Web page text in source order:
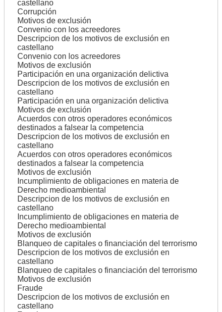
castellano
Corrupción
Motivos de exclusión
Convenio con los acreedores
Descripcion de los motivos de exclusión en
castellano
Convenio con los acreedores
Motivos de exclusión
Participación en una organización delictiva
Descripcion de los motivos de exclusión en
castellano
Participación en una organización delictiva
Motivos de exclusión
Acuerdos con otros operadores económicos
destinados a falsear la competencia
Descripcion de los motivos de exclusión en
castellano
Acuerdos con otros operadores económicos
destinados a falsear la competencia
Motivos de exclusión
Incumplimiento de obligaciones en materia de
Derecho medioambiental
Descripcion de los motivos de exclusión en
castellano
Incumplimiento de obligaciones en materia de
Derecho medioambiental
Motivos de exclusión
Blanqueo de capitales o financiación del terrorismo
Descripcion de los motivos de exclusión en
castellano
Blanqueo de capitales o financiación del terrorismo
Motivos de exclusión
Fraude
Descripcion de los motivos de exclusión en
castellano